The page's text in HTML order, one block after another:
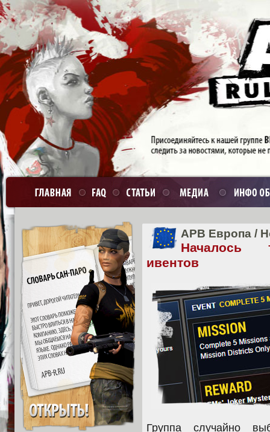
APB Европа /
Началось
ивентов
Группа случайно